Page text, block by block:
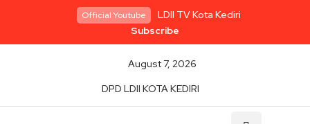
Official Youtube
LDII TV Kota Kediri
Subscribe
August 7, 2026
DPD LDII KOTA KEDIRI